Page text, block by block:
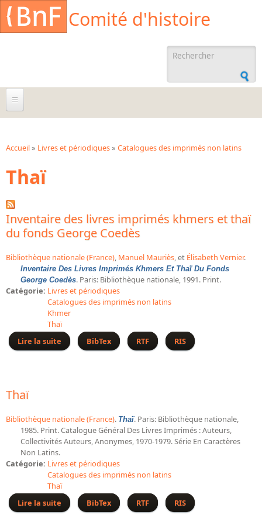
Aller au contenu principal
Comité d'histoire
recherche
À propos
Agenda
Ressources documentaires
Archives orales
Bibliographies
Bibliographie sur la BnF
Bibliographie historique de la Bibliothèque nationale de
France
Dictionnaire de la BnF
Dictionnaire BnF : recherche avancée
Dictionnaire BnF : index
L'histoire de la BnF en objets
Explorer
Organigrammes de la bibliothèque
Rapports d'activité de la Bibliothèque
Répertoire
Accueil» Livres et périodiques» Catalogues des imprimés non latins
Thaï
Inventaire des livres imprimés khmers et thaï
du fonds George Coedès
Bibliothèque nationale (France), Manuel Mauriès, et Élisabeth Vernier.
Inventaire Des Livres Imprimés Khmers Et Thaï Du Fonds
George Coedès. Paris: Bibliothèque nationale, 1991. Print.
Catégorie: Livres et périodiques
Catalogues des imprimés non latins
Khmer
Thaï
Lire la suite
de Inventaire des livres imprimés khmers et thaï du
fonds George Coedès
BibTex RTF RIS
Thaï
Bibliothèque nationale (France). Thaï. Paris: Bibliothèque nationale,
1985. Print. Catalogue Général Des Livres Imprimés : Auteurs,
Collectivités Auteurs, Anonymes, 1970-1979. Série En Caractères
Non Latins.
Catégorie: Livres et périodiques
Catalogues des imprimés non latins
Thaï
Lire la suite de ThaïBibTex RTF RIS
Cookies management panel